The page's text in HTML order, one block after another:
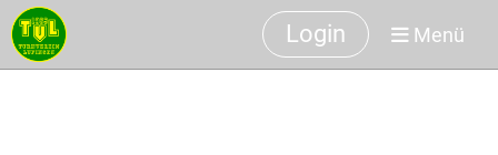
Login Menü